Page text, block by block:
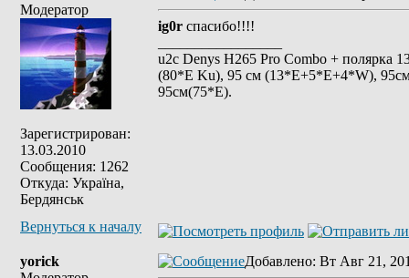
Модератор
Зарегистрирован:
13.03.2010
Сообщения: 1262
Откуда: Україна,
Бердянськ
ig0r спасибо!!!!
u2c Denys H265 Pro Combo + полярка
(80*E Ku), 95 см (13*E+5*E+4*W),
95см(75*Е).
Вернуться к началу
yorick
Добавлено: Вт Авг 21,